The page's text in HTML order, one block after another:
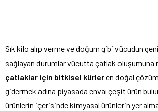
Sık kilo alıp verme ve doğum gibi vücudun
sağlayan durumlar vücutta çatlak oluşumuna
çatlaklar için bitkisel kürleren doğal
gidermek adına piyasada envaı çeşit ürün
ürünlerin içerisinde kimyasal ürünlerin yer